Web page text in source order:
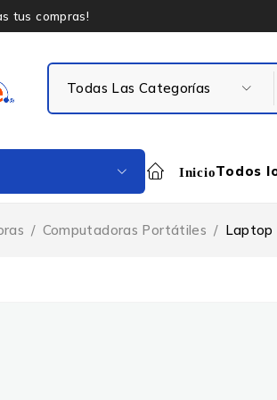
tus compras!
InicioTodos
/ Computadoras Portátiles / Laptop